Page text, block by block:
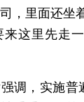
，里面还坐
这里先走
，实施普